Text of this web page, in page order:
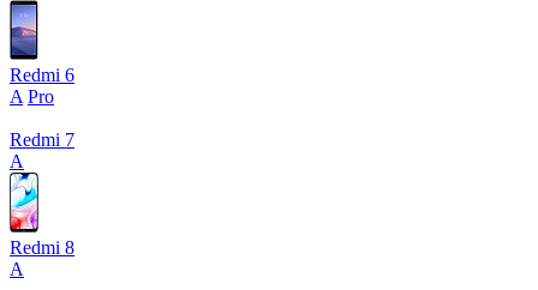
Redmi 6
A Pro
Redmi 7
A
Redmi 8
A